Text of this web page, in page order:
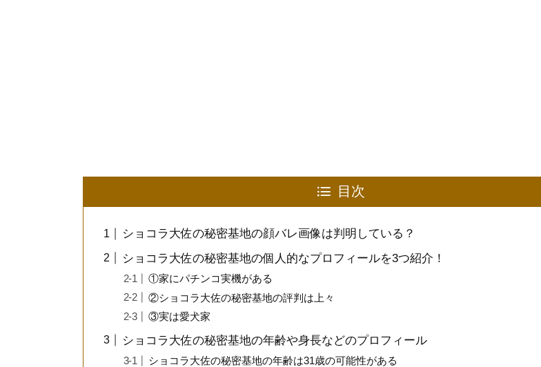
目次
ショコラ大佐の秘密基地の顔バレ画像は判明している？
ショコラ大佐の秘密基地の個人的なプロフィールを3つ紹介！
①家にパチンコ実機がある
②ショコラ大佐の秘密基地の評判は上々
③実は愛犬家
ショコラ大佐の秘密基地の年齢や身長などのプロフィール
ショコラ大佐の秘密基地の年齢は31歳の可能性がある